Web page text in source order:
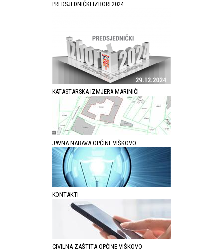
PREDSJEDNIČKI IZBORI 2024.
KATASTARSKA IZMJERA MARINIĆI
JAVNA NABAVA OPĆINE VIŠKOVO
KONTAKTI
CIVILNA ZAŠTITA OPĆINE VIŠKOVO